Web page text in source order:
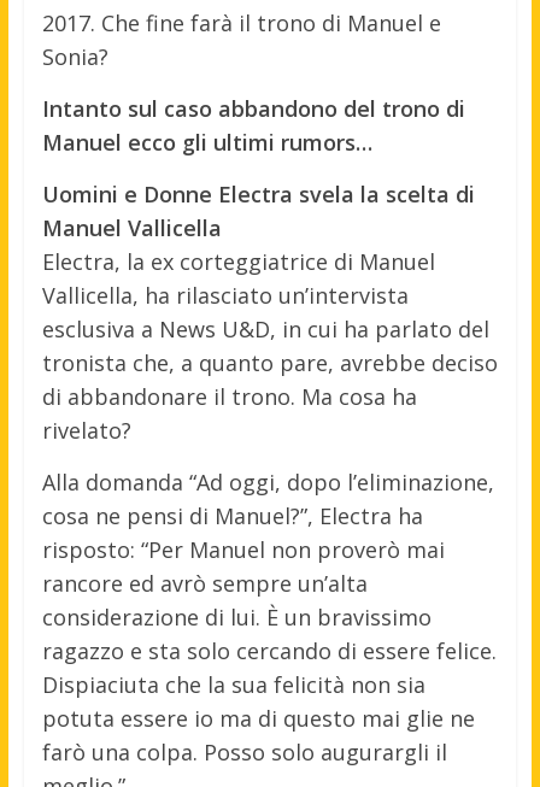
2017. Che fine farà il trono di Manuel e
Sonia?
Intanto sul caso abbandono del trono di
Manuel ecco gli ultimi rumors…
Uomini e Donne Electra svela la scelta di
Manuel Vallicella
Electra, la ex corteggiatrice di Manuel
Vallicella, ha rilasciato un’intervista
esclusiva a News U&D, in cui ha parlato del
tronista che, a quanto pare, avrebbe deciso
di abbandonare il trono. Ma cosa ha
rivelato?
Alla domanda “Ad oggi, dopo l’eliminazione,
cosa ne pensi di Manuel?”, Electra ha
risposto: “Per Manuel non proverò mai
rancore ed avrò sempre un’alta
considerazione di lui. È un bravissimo
ragazzo e sta solo cercando di essere felice.
Dispiaciuta che la sua felicità non sia
potuta essere io ma di questo mai glie ne
farò una colpa. Posso solo augurargli il